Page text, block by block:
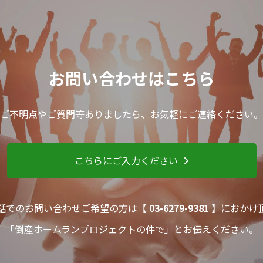
お問い合わせはこちら
ご不明点やご質問等ありましたら、お気軽にご連絡ください。
こちらにご入力ください
でのお問い合わせご希望の方は【 03-6279-9381】におかけ
「倒産ホームランプロジェクトの件で」とお伝えください。